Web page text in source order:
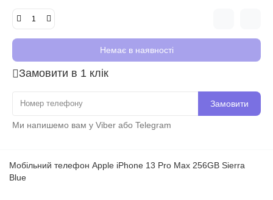
Немає в наявності
Замовити в 1 клік
Замовити
Ми напишемо вам у Viber або Telegram
Мобільний телефон Apple iPhone 13 Pro Max 256GB Sierra
Blue